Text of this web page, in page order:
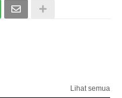
Lihat semua